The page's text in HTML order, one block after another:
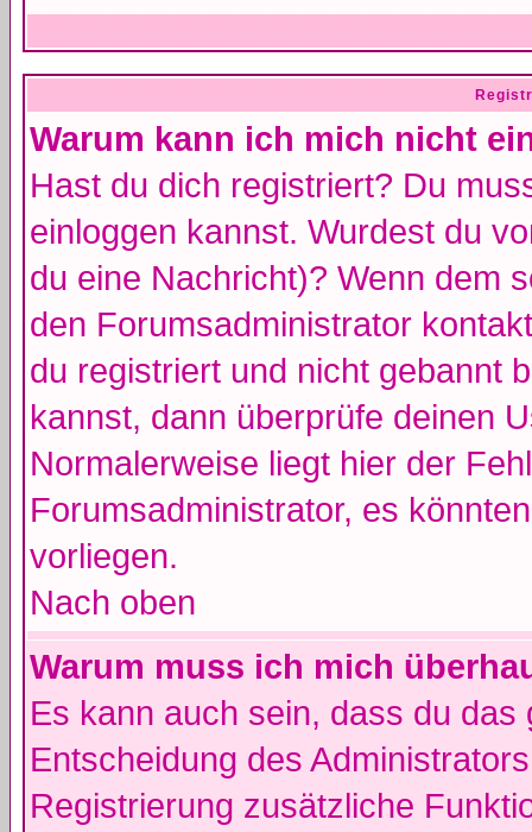
Warum kann ich mich nicht
Hast du dich registriert? Du
einloggen kannst. Wurdest du
du eine Nachricht)? Wenn dem
den Forumsadministrator
du registriert und nicht gebannt
kannst, dann überprüfe deinen
Normalerweise liegt hier der
Forumsadministrator, es
vorliegen.
Nach oben
Warum muss ich mich
Es kann auch sein, dass du
Entscheidung des
Registrierung zusätzliche